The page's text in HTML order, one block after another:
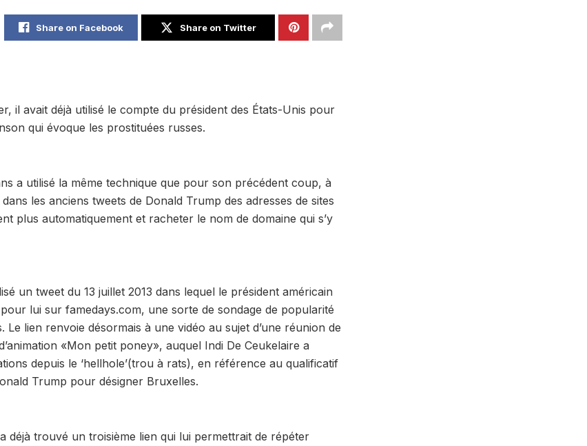
Share on Facebook Share on Twitter
il avait déjà utilisé le compte du président des États-Unis pour
qui évoque les prostituées russes.
a utilisé la même technique que pour son précédent coup, à
les anciens tweets de Donald Trump des adresses de sites
plus automatiquement et racheter le nom de domaine qui s’y
un tweet du 13 juillet 2013 dans lequel le président américain
lui sur famedays.com, une sorte de sondage de popularité
Le lien renvoie désormais à une vidéo au sujet d’une réunion de
«Mon petit poney», auquel Indi De Ceukelaire a
depuis le ‘hellhole’(trou à rats), en référence au qualificatif
Trump pour désigner Bruxelles.
a déjà trouvé un troisième lien qui lui permettrait de répéter